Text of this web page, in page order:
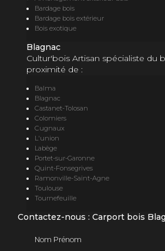
Bardage bois
Bardage bois extérieur
Bois exotique
Blagnac
Cultur'bois Artisan spécialiste du
proximité de :
Balma
Blagnac
Castanet-Tolosan
Colomiers
Cugnaux
L'union
Labège
Portet-sur-Garonne
Quint-Fonsegrives
Ramonville-Saint-Agne
Toulouse
Tournefeuille
Contactez-nous : Carport bois